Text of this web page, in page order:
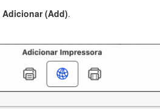
Adicionar (Add).